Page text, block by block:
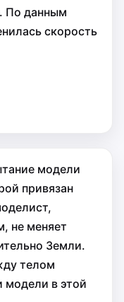
По данным
скорость
модели
привязан
не меняет
Земли.
телом
модели в этой